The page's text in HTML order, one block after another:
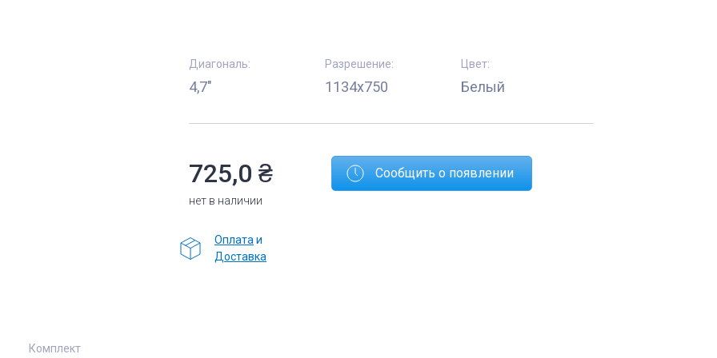
Диагональ:
4,7"
Разрешение:
1134x750
Цвет:
Белый
725,0 ₴
нет в наличии
Сообщить о появлении
Оплата и
Доставка
Комплект